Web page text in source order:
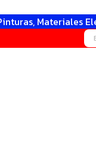
Materiales